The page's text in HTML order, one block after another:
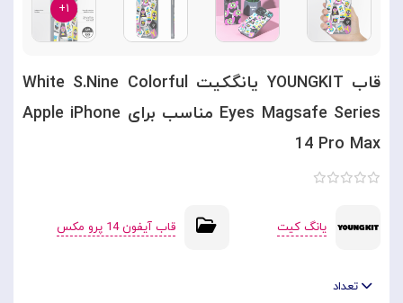
۱+
قاب YOUNGKIT یانگکیت White S.Nine Colorful
Eyes Magsafe Series مناسب برای Apple iPhone
14 Pro Max
یانگ کیت قاب آیفون 14 پرو مکس
تعداد